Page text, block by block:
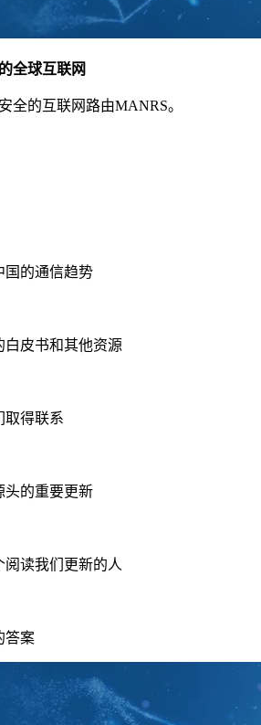
全球互联网
全的互联网路由MANRS。
国的通信趋势
白皮书和其他资源
取得联系
头的重要更新
阅读我们更新的人
答案